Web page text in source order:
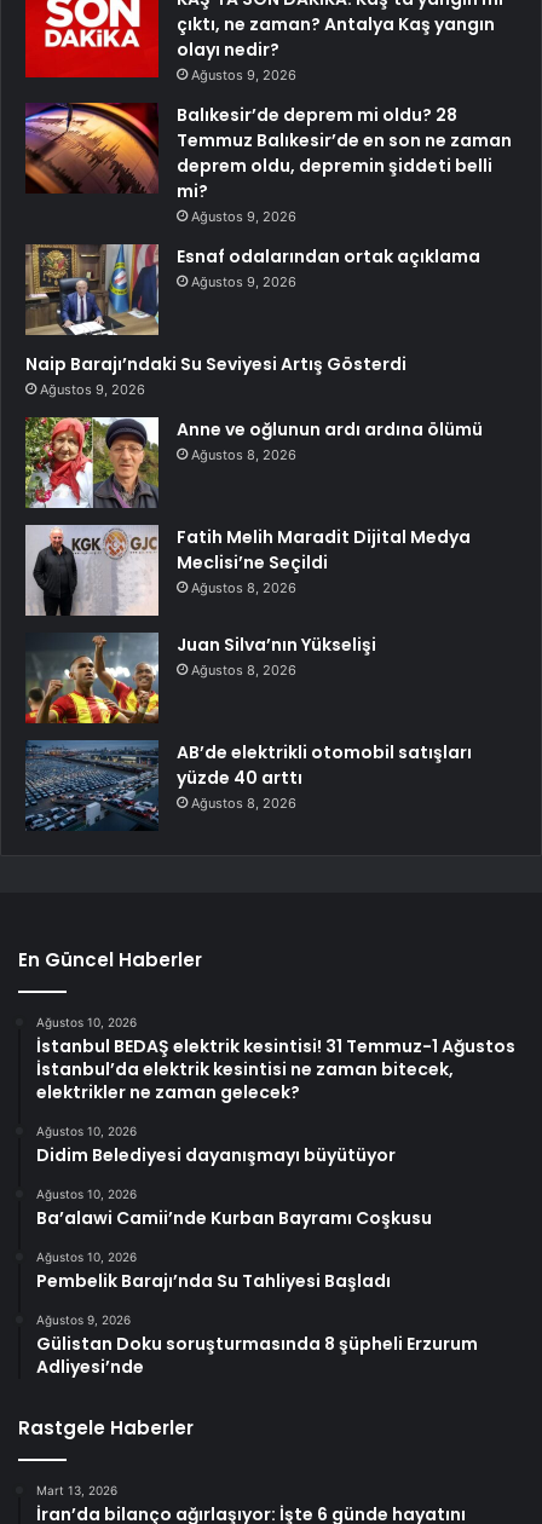
çıktı, ne zaman? Antalya Kaş yangın
olayı nedir?
Ağustos 9, 2026
Balıkesir’de deprem mi oldu? 28
Temmuz Balıkesir’de en son ne zaman
deprem oldu, depremin şiddeti belli
mi?
Ağustos 9, 2026
Esnaf odalarından ortak açıklama
Ağustos 9, 2026
Naip Barajı’ndaki Su Seviyesi Artış Gösterdi
Ağustos 9, 2026
Anne ve oğlunun ardı ardına ölümü
Ağustos 8, 2026
Fatih Melih Maradit Dijital Medya
Meclisi’ne Seçildi
Ağustos 8, 2026
Juan Silva’nın Yükselişi
Ağustos 8, 2026
AB’de elektrikli otomobil satışları
yüzde 40 arttı
Ağustos 8, 2026
En Güncel Haberler
Ağustos 10, 2026
İstanbul BEDAŞ elektrik kesintisi! 31 Temmuz-1 Ağustos
İstanbul’da elektrik kesintisi ne zaman bitecek,
elektrikler ne zaman gelecek?
Ağustos 10, 2026
Didim Belediyesi dayanışmayı büyütüyor
Ağustos 10, 2026
Ba’alawi Camii’nde Kurban Bayramı Coşkusu
Ağustos 10, 2026
Pembelik Barajı’nda Su Tahliyesi Başladı
Ağustos 9, 2026
Gülistan Doku soruşturmasında 8 şüpheli Erzurum
Adliyesi’nde
Rastgele Haberler
Mart 13, 2026
İran’da bilanço ağırlaşıyor: İşte 6 günde hayatını